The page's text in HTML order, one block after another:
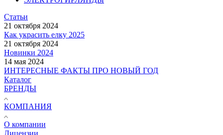
Статьи
21 октября 2024
Как украсить елку 2025
21 октября 2024
Новинки 2024
14 мая 2024
ИНТЕРЕСНЫЕ ФАКТЫ ПРО НОВЫЙ ГОД
Каталог
БРЕНДЫ
КОМПАНИЯ
О компании
Лицензии